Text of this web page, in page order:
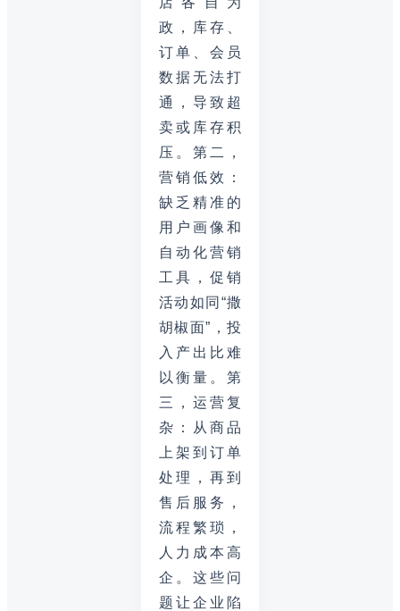
政，库存、
订单、会员
数据无法打
通，导致超
卖或库存积
压。第二，
营销低效：
缺乏精准的
用户画像和
自动化营销
工具，促销
活动如同“撒
胡椒面”，投
入产出比难
以衡量。第
三，运营复
杂：从商品
上架到订单
处理，再到
售后服务，
流程繁琐，
人力成本高
企。这些问
题让企业陷